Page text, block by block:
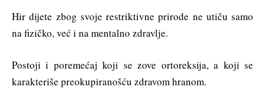
Hir dijete zbog svoje restriktivne prirode ne utiču samo
na fizičko, već i na mentalno zdravlje.
Postoji i poremećaj koji se zove ortoreksija, a koji se
karakteriše preokupiranošću zdravom hranom.